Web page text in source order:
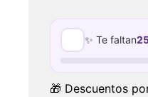
✨ Te faltan
🎁 Descuentos